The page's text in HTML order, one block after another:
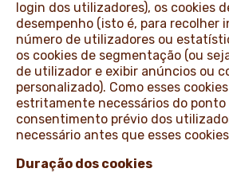
login dos utilizadores), os cookies
desempenho (isto é, para recolher
número de utilizadores ou
os cookies de segmentação (ou
de utilizador e exibir anúncios ou
personalizado). Como esses
estritamente necessários do
consentimento prévio dos
necessário antes que esses
Duração dos cookies